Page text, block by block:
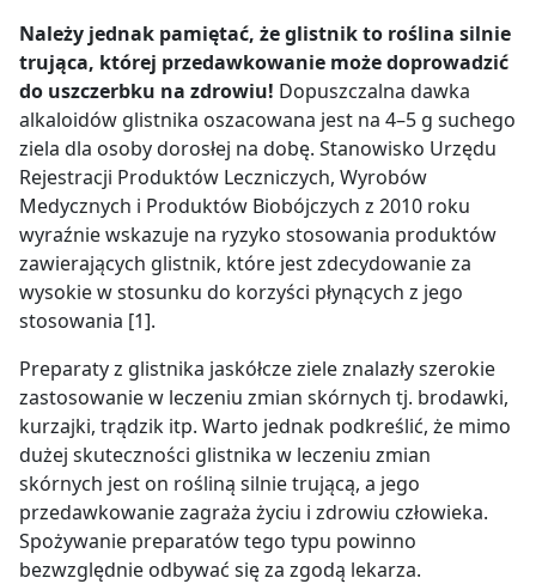
Należy jednak pamiętać, że glistnik to roślina silnie
trująca, której przedawkowanie może doprowadzić
do uszczerbku na zdrowiu! Dopuszczalna dawka
alkaloidów glistnika oszacowana jest na 4–5 g suchego
ziela dla osoby dorosłej na dobę. Stanowisko Urzędu
Rejestracji Produktów Leczniczych, Wyrobów
Medycznych i Produktów Biobójczych z 2010 roku
wyraźnie wskazuje na ryzyko stosowania produktów
zawierających glistnik, które jest zdecydowanie za
wysokie w stosunku do korzyści płynących z jego
stosowania [1].
Preparaty z glistnika jaskółcze ziele znalazły szerokie
zastosowanie w leczeniu zmian skórnych tj. brodawki,
kurzajki, trądzik itp. Warto jednak podkreślić, że mimo
dużej skuteczności glistnika w leczeniu zmian
skórnych jest on rośliną silnie trującą, a jego
przedawkowanie zagraża życiu i zdrowiu człowieka.
Spożywanie preparatów tego typu powinno
bezwzględnie odbywać się za zgodą lekarza.